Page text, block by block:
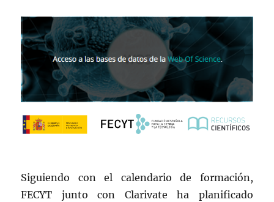
Siguiendo con el calendario de formación,
FECYT junto con Clarivate ha planificado